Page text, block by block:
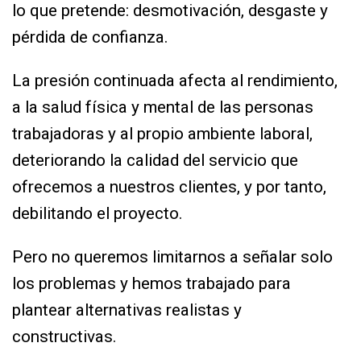
lo que pretende: desmotivación, desgaste y
pérdida de confianza.
La presión continuada afecta al rendimiento,
a la salud física y mental de las personas
trabajadoras y al propio ambiente laboral,
deteriorando la calidad del servicio que
ofrecemos a nuestros clientes, y por tanto,
debilitando el proyecto.
Pero no queremos limitarnos a señalar solo
los problemas y hemos trabajado para
plantear alternativas realistas y
constructivas.